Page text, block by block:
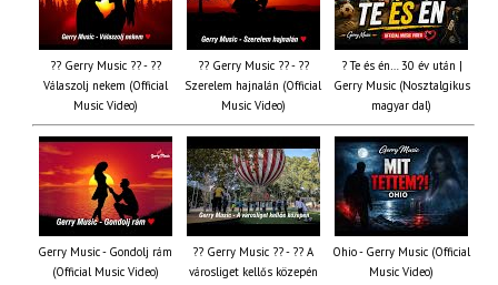
?? Gerry Music ?? - ??
Válaszolj nekem (Official
Music Video)
?? Gerry Music ?? - ??
Szerelem hajnalán (Official
Music Video)
? Te és én… 30 év után |
Gerry Music (Nosztalgikus
magyar dal)
Gerry Music - Gondolj rám
(Official Music Video)
?? Gerry Music ?? - ?? A
városliget kellős közepén
Ohio - Gerry Music (Official
Music Video)